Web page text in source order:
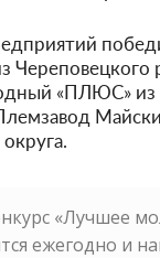
«ПЛЮС» из
«Лучшее
ежегодно и